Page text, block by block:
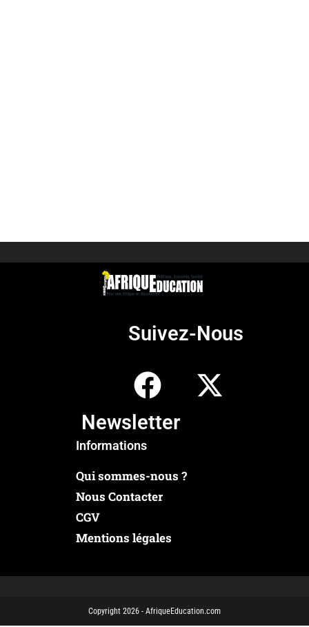
Suivez-Nous
Newsletter
Informations
Qui sommes-nous ?
Nous Contacter
CGV
Mentions légales
Copyright 2026 - AfriqueEducation.com